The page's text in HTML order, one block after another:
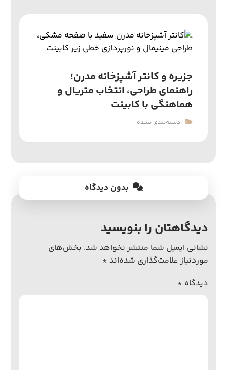
جزیره و کانتر آشپزخانه مدرن؛
راهنمای طراحی، انتخاب متریال و
هماهنگی با کابینت
دسته‌بندی نشده
بدون دیدگاه
دیدگاهتان را بنویسید
نشانی ایمیل شما منتشر نخواهد شد. بخش‌های
موردنیاز علامت‌گذاری شده‌اند *
دیدگاه *